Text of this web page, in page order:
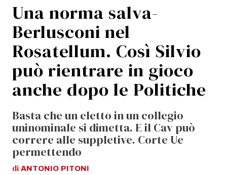
Una norma salva-
Berlusconi nel
Rosatellum. Così Silvio
può rientrare in gioco
anche dopo le Politiche
Basta che un eletto in un collegio
uninominale si dimetta. E il Cav può
correre alle suppletive. Corte Ue
permettendo
di ANTONIO PITONI